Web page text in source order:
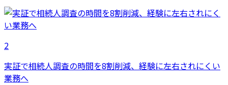
2
実証で相続人調査の時間を8割削減、経験に左右されにくい
業務へ